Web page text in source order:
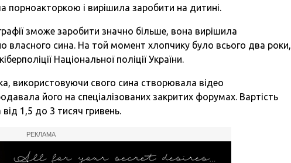
порноакторкою і вирішила заробити на дитині.
зможе заробити значно більше, вона вирішила
власного сина. На той момент хлопчику було всього два роки,
Національної поліції України.
використовуючи свого сина створювала відео
його на спеціалізованих закритих форумах. Вартість
1,5 до 3 тисяч гривень.
РЕКЛАМА